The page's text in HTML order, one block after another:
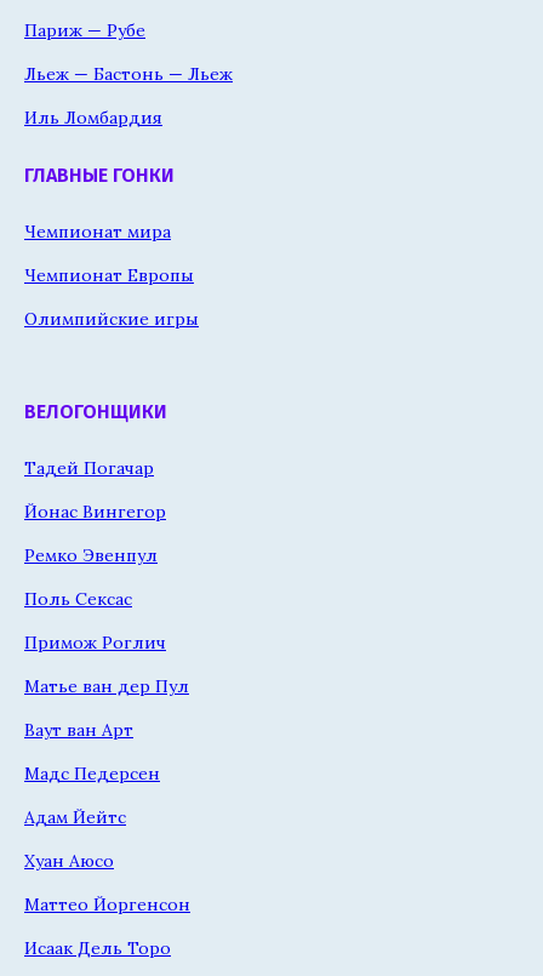
Париж — Рубе
Льеж — Бастонь — Льеж
Иль Ломбардия
ГЛАВНЫЕ ГОНКИ
Чемпионат мира
Чемпионат Европы
Олимпийские игры
ВЕЛОГОНЩИКИ
Тадей Погачар
Йонас Вингегор
Ремко Эвенпул
Поль Сексас
Примож Роглич
Матье ван дер Пул
Ваут ван Арт
Мадс Педерсен
Адам Йейтс
Хуан Аюсо
Маттео Йоргенсон
Исаак Дель Торо